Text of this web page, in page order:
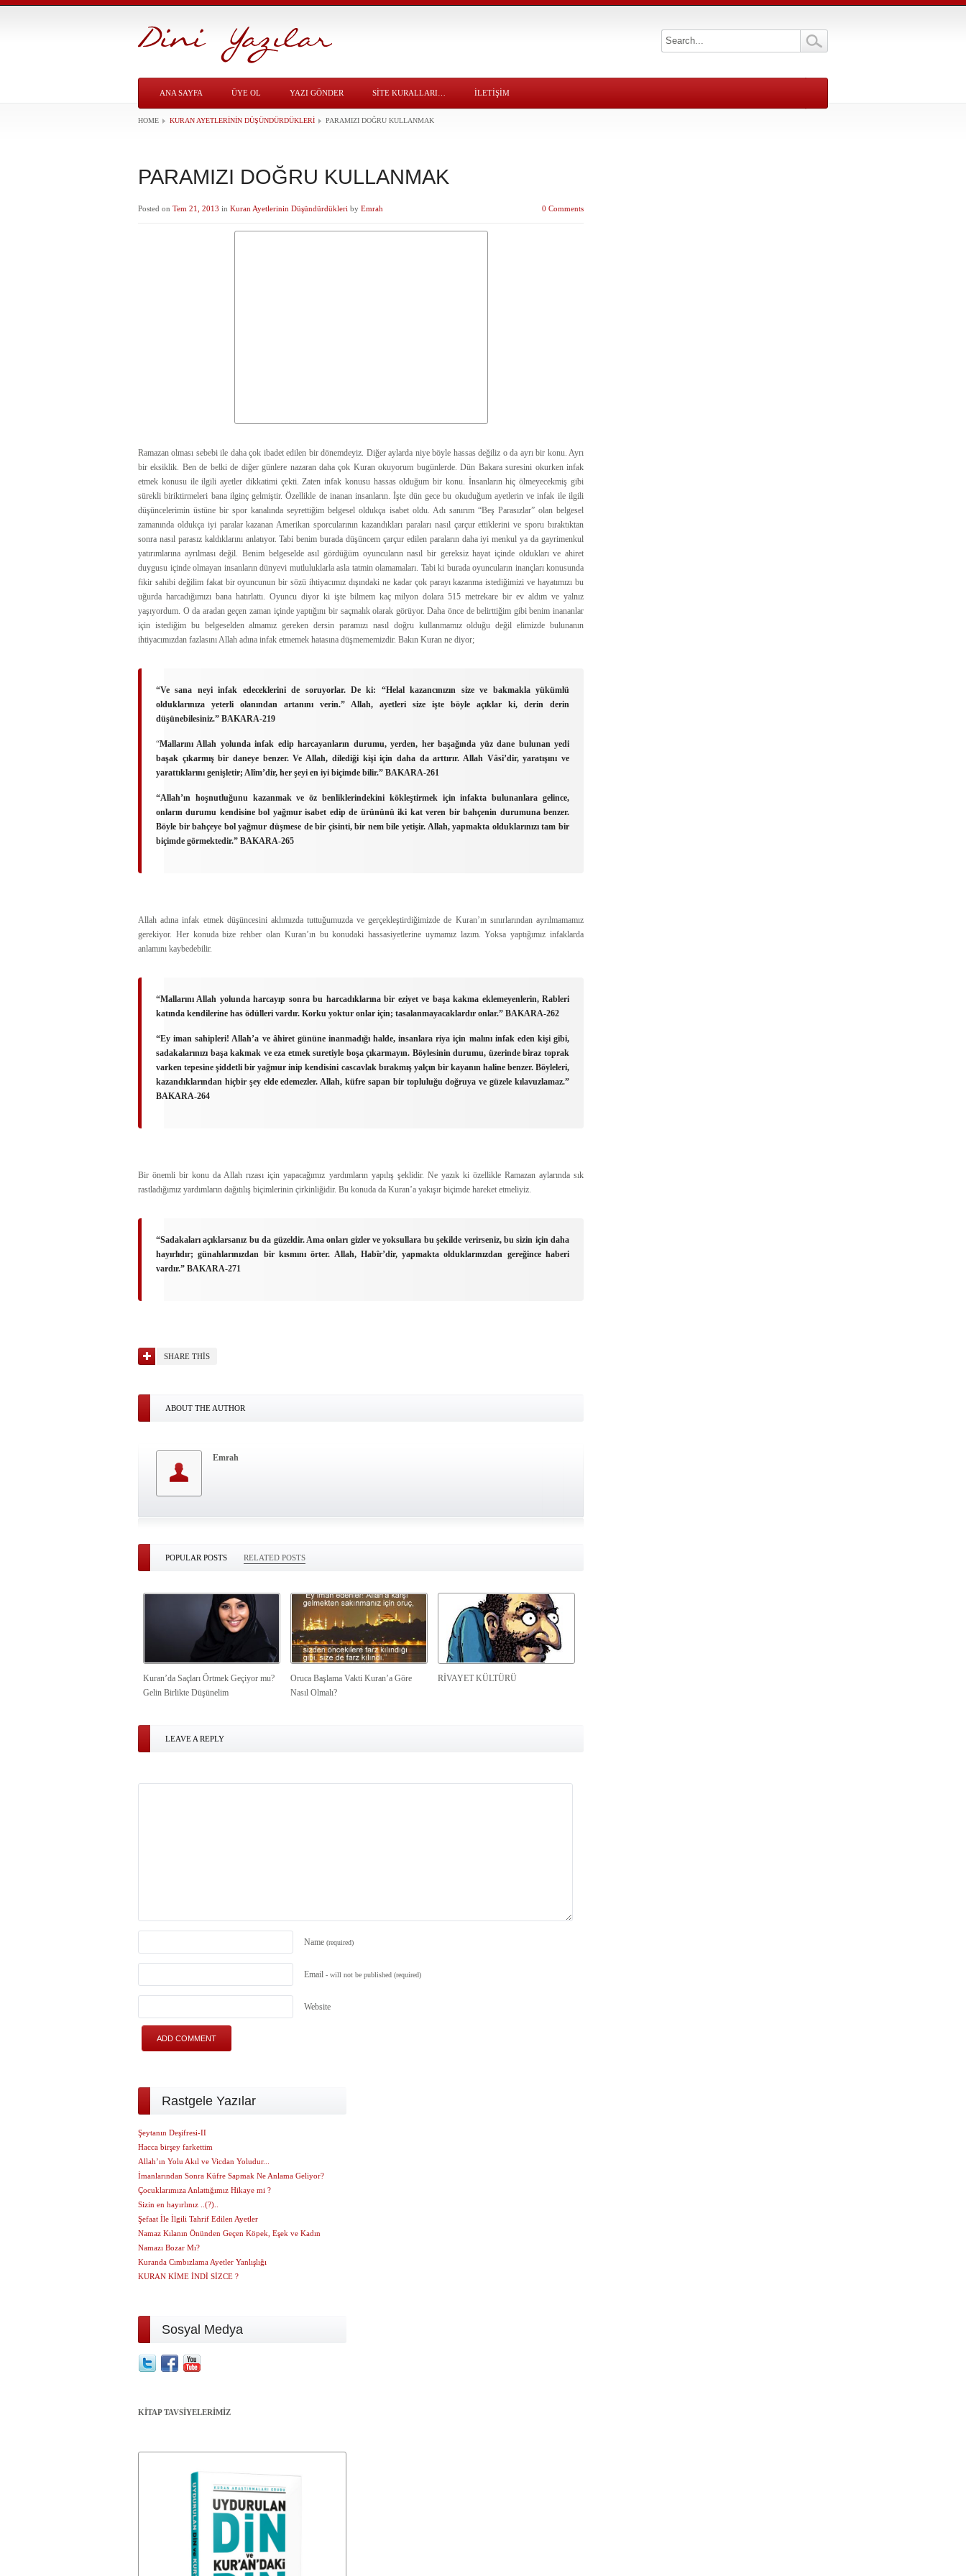
ANA SAYFA ÜYE OL YAZI GÖNDER SITE KURALLARI… İLETİŞİM
HOME KURAN AYETLERININ DÜŞÜNDÜRDÜKLERI PARAMIZI DOĞRU KULLANMAK
PARAMIZI DOĞRU KULLANMAK
Posted on Tem 21, 2013 in Kuran Ayetlerinin Düşündürdükleri by Emrah 0 Comments
Ramazan olması sebebi ile daha çok ibadet edilen bir dönemdeyiz. Diğer aylarda niye böyle hassas değiliz o da ayrı bir konu. Ayrı
bir eksiklik. Ben de belki de diğer günlere nazaran daha çok Kuran okuyorum bugünlerde. Dün Bakara suresini okurken infak
etmek konusu ile ilgili ayetler dikkatimi çekti. Zaten infak konusu hassas olduğum bir konu. İnsanların hiç ölmeyecekmiş gibi
sürekli biriktirmeleri bana ilginç gelmiştir. Özellikle de inanan insanların. İşte dün gece bu okuduğum ayetlerin ve infak ile ilgili
düşüncelerimin üstüne bir spor kanalında seyrettiğim belgesel oldukça isabet oldu. Adı sanırım “Beş Parasızlar” olan belgesel
zamanında oldukça iyi paralar kazanan Amerikan sporcularının kazandıkları paraları nasıl çarçur ettiklerini ve sporu bıraktıktan
sonra nasıl parasız kaldıklarını anlatıyor. Tabi benim burada düşüncem çarçur edilen paraların daha iyi menkul ya da gayrimenkul
yatırımlarına ayrılması değil. Benim belgeselde asıl gördüğüm oyuncuların nasıl bir gereksiz hayat içinde oldukları ve ahiret
duygusu içinde olmayan insanların dünyevi mutluluklarla asla tatmin olamamaları. Tabi ki burada oyuncuların inançları konusunda
fikir sahibi değilim fakat bir oyuncunun bir sözü ihtiyacımız dışındaki ne kadar çok parayı kazanma istediğimizi ve hayatımızı bu
uğurda harcadığımızı bana hatırlattı. Oyuncu diyor ki işte bilmem kaç milyon dolara 515 metrekare bir ev aldım ve yalnız
yaşıyordum. O da aradan geçen zaman içinde yaptığını bir saçmalık olarak görüyor. Daha önce de belirttiğim gibi benim inananlar
için istediğim bu belgeselden almamız gereken dersin paramızı nasıl doğru kullanmamız olduğu değil elimizde bulunanın
ihtiyacımızdan fazlasını Allah adına infak etmemek hatasına düşmememizdir. Bakın Kuran ne diyor;
“Ve sana neyi infak edeceklerini de soruyorlar. De ki: “Helal kazancınızın size ve bakmakla yükümlü
olduklarınıza yeterli olanından artanını verin.” Allah, ayetleri size işte böyle açıklar ki, derin derin
düşünebilesiniz.” BAKARA-219
“Mallarını Allah yolunda infak edip harcayanların durumu, yerden, her başağında yüz dane bulunan yedi
başak çıkarmış bir daneye benzer. Ve Allah, dilediği kişi için daha da arttırır. Allah Vâsi’dir, yaratışını ve
yarattıklarını genişletir; Alîm’dir, her şeyi en iyi biçimde bilir.” BAKARA-261
“Allah’ın hoşnutluğunu kazanmak ve öz benliklerindekini kökleştirmek için infakta bulunanlara gelince,
onların durumu kendisine bol yağmur isabet edip de ürününü iki kat veren bir bahçenin durumuna benzer.
Böyle bir bahçeye bol yağmur düşmese de bir çisinti, bir nem bile yetişir. Allah, yapmakta olduklarınızı tam bir
biçimde görmektedir.” BAKARA-265
Allah adına infak etmek düşüncesini aklımızda tuttuğumuzda ve gerçekleştirdiğimizde de Kuran’ın sınırlarından ayrılmamamız
gerekiyor. Her konuda bize rehber olan Kuran’ın bu konudaki hassasiyetlerine uymamız lazım. Yoksa yaptığımız infaklarda
anlamını kaybedebilir.
“Mallarını Allah yolunda harcayıp sonra bu harcadıklarına bir eziyet ve başa kakma eklemeyenlerin, Rableri
katında kendilerine has ödülleri vardır. Korku yoktur onlar için; tasalanmayacaklardır onlar.” BAKARA-262
“Ey iman sahipleri! Allah’a ve âhiret gününe inanmadığı halde, insanlara riya için malını infak eden kişi gibi,
sadakalarınızı başa kakmak ve eza etmek suretiyle boşa çıkarmayın. Böylesinin durumu, üzerinde biraz toprak
varken tepesine şiddetli bir yağmur inip kendisini cascavlak bırakmış yalçın bir kayanın haline benzer. Böyleleri,
kazandıklarından hiçbir şey elde edemezler. Allah, küfre sapan bir topluluğu doğruya ve güzele kılavuzlamaz.”
BAKARA-264
Bir önemli bir konu da Allah rızası için yapacağımız yardımların yapılış şeklidir. Ne yazık ki özellikle Ramazan aylarında sık
rastladığımız yardımların dağıtılış biçimlerinin çirkinliğidir. Bu konuda da Kuran’a yakışır biçimde hareket etmeliyiz.
“Sadakaları açıklarsanız bu da güzeldir. Ama onları gizler ve yoksullara bu şekilde verirseniz, bu sizin için daha
hayırlıdır; günahlarınızdan bir kısmını örter. Allah, Habîr’dir, yapmakta olduklarınızdan gereğince haberi
vardır.” BAKARA-271
SHARE THIS
ABOUT THE AUTHOR
Emrah
POPULAR POSTS RELATED POSTS
Kuran’da Saçları Örtmek Geçiyor mu?
Gelin Birlikte Düşünelim
Oruca Başlama Vakti Kuran’a Göre
Nasıl Olmalı?
RİVAYET KÜLTÜRÜ
LEAVE A REPLY
Name (required)
Email - will not be published (required)
Website
Rastgele Yazılar
Şeytanın Deşifresi-II
Hacca birşey farkettim
Allah’ın Yolu Akıl ve Vicdan Yoludur...
İmanlarından Sonra Küfre Sapmak Ne Anlama Geliyor?
Çocuklarımıza Anlattığımız Hikaye mi ?
Sizin en hayırlınız ..(?)..
Şefaat İle İlgili Tahrif Edilen Ayetler
Namaz Kılanın Önünden Geçen Köpek, Eşek ve Kadın
Namazı Bozar Mı?
Kuranda Cımbızlama Ayetler Yanlışlığı
KURAN KİME İNDİ SİZCE ?
Sosyal Medya
KİTAP TAVSİYELERİMİZ